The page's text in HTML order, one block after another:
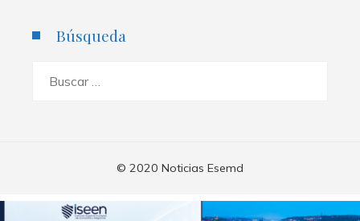
Búsqueda
© 2020 Noticias Esemd